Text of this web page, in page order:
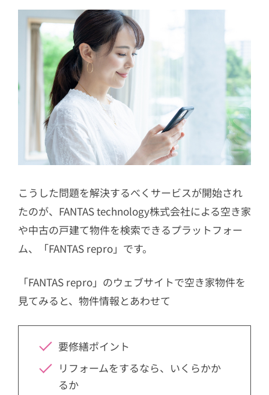
こうした問題を解決するべくサービスが開始され
たのが、FANTAS technology株式会社による空き家
や中古の戸建て物件を検索できるプラットフォー
ム、「FANTAS repro」です。
「FANTAS repro」のウェブサイトで空き家物件を
見てみると、物件情報とあわせて
要修繕ポイント
リフォームをするなら、いくらかか
るか